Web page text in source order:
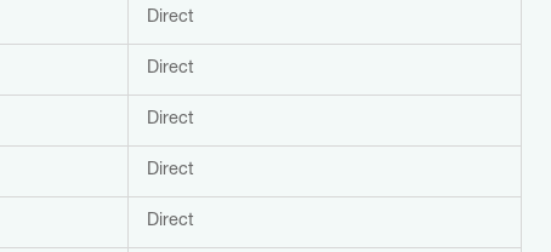
Direct
Direct
Direct
Direct
Direct